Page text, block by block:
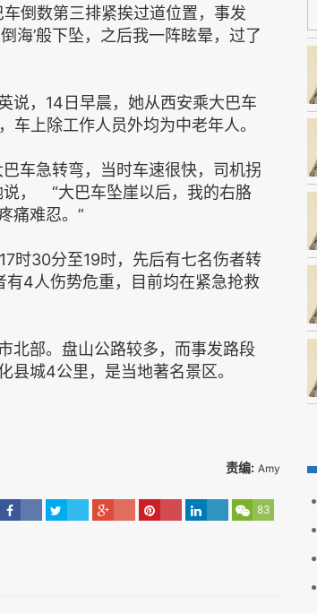
倒数第三排紧挨过道位置，事发
海’般下坠，之后我一阵眩晕，过了
说，14日早晨，她从西安乘大巴车
车上除工作人员外均为中老年人。
车急转弯，当时车速很快，司机拐
说， “大巴车坠崖以后，我的右胳
痛难忍。”
时30分至19时，先后有七名伤者转
4人伤势危重，目前均在紧急抢救
北部。盘山公路较多，而事发路段
县城4公里，是当地著名景区。
责编: Amy
83